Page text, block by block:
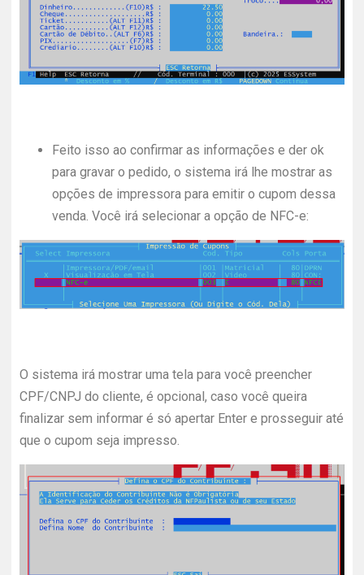
Feito isso ao confirmar as informações e der ok
para gravar o pedido, o sistema irá lhe mostrar as
opções de impressora para emitir o cupom dessa
venda. Você irá selecionar a opção de NFC-e:
O sistema irá mostrar uma tela para você preencher
CPF/CNPJ do cliente, é opcional, caso você queira
finalizar sem informar é só apertar Enter e prosseguir até
que o cupom seja impresso.